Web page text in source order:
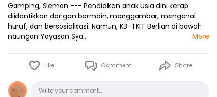
Gamping, Sleman --- Pendidikan anak usia dini kerap
diidentikkan dengan bermain, menggambar, mengenal
huruf, dan bersosialisasi. Namun, KB-TKIT Berlian di bawah
naungan Yayasan Sya…
More
Like Comment Share
CommentsWrite your comment…